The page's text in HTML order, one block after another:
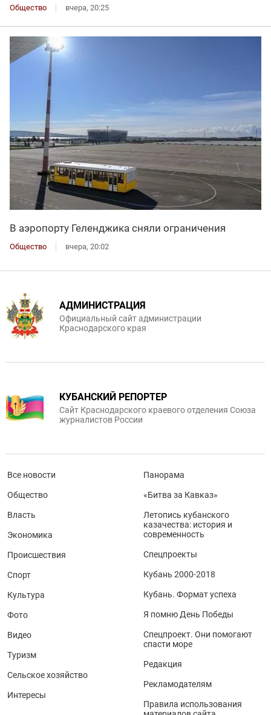
Общество вчера, 20:25
В аэропорту Геленджика сняли ограничения
Общество вчера, 20:02
АДМИНИСТРАЦИЯ
Официальный сайт администрации
Краснодарского края
КУБАНСКИЙ РЕПОРТЕР
Сайт Краснодарского краевого отделения Союза
журналистов России
Все новости
Общество
Власть
Экономика
Происшествия
Спорт
Культура
Фото
Видео
Туризм
Сельское хозяйство
Интересы
Панорама
«Битва за Кавказ»
Летопись кубанского
казачества: история и
современность
Спецпроекты
Кубань 2000-2018
Кубань. Формат успеха
Я помню День Победы
Спецпроект. Они помогают
спасти море
Редакция
Рекламодателям
Правила использования